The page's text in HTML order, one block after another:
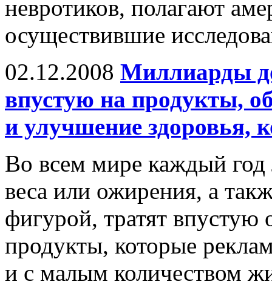
невротиков, полагают
осуществившие
02.12.2008 Миллиарды
впустую на продукты,
и улучшение здоровья,
Во всем мире каждый
веса или ожирения, а
фигурой, тратят
продукты, которые
и с малым количеством